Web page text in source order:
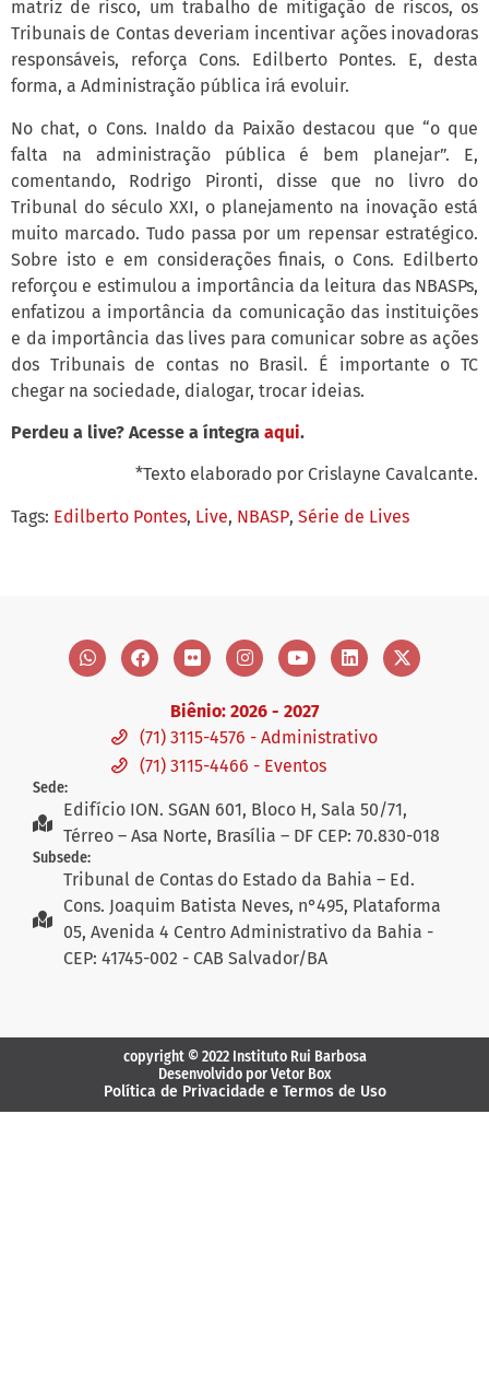
matriz de risco, um trabalho de mitigação de riscos, os
Tribunais de Contas deveriam incentivar ações inovadoras
responsáveis, reforça Cons. Edilberto Pontes. E, desta
forma, a Administração pública irá evoluir.
No chat, o Cons. Inaldo da Paixão destacou que “o que
falta na administração pública é bem planejar”. E,
comentando, Rodrigo Pironti, disse que no livro do
Tribunal do século XXI, o planejamento na inovação está
muito marcado. Tudo passa por um repensar estratégico.
Sobre isto e em considerações finais, o Cons. Edilberto
reforçou e estimulou a importância da leitura das NBASPs,
enfatizou a importância da comunicação das instituições
e da importância das lives para comunicar sobre as ações
dos Tribunais de contas no Brasil. É importante o TC
chegar na sociedade, dialogar, trocar ideias.
Perdeu a live? Acesse a íntegra aqui.
*Texto elaborado por Crislayne Cavalcante.
Tags: Edilberto Pontes, Live, NBASP, Série de Lives
Biênio: 2026 - 2027
(71) 3115-4576 - Administrativo
(71) 3115-4466 - Eventos
Sede:
Edifício ION. SGAN 601, Bloco H, Sala 50/71,
Térreo – Asa Norte, Brasília – DF CEP: 70.830-018
Subsede:
Tribunal de Contas do Estado da Bahia – Ed.
Cons. Joaquim Batista Neves, n°495, Plataforma
05, Avenida 4 Centro Administrativo da Bahia -
CEP: 41745-002 - CAB Salvador/BA
copyright © 2022 Instituto Rui Barbosa
Desenvolvido por Vetor Box
Política de Privacidade e Termos de Uso